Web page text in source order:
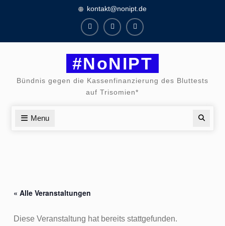
kontakt@nonipt.de
FacebookInstagram
Twitter
#NoNIPT
Bündnis gegen die Kassenfinanzierung des Bluttests
auf Trisomien*
Menu
« Alle Veranstaltungen
Diese Veranstaltung hat bereits stattgefunden.